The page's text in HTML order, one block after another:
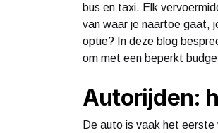
bus en taxi. Elk
van waar je naartoe gaat,
optie? In deze blog
om met een beperkt
Autorijden:
De auto is vaak het